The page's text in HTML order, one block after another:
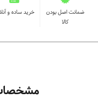
ضمانت اصل بودن
کالا
خرید ساده و